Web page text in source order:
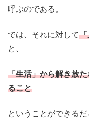
呼ぶのである。
では、それに対して「
と、
「生活」から解き放
ること
ということができるだ